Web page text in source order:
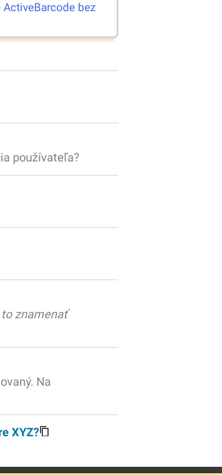
bez
používateľa?
znamenať
Na
XYZ?